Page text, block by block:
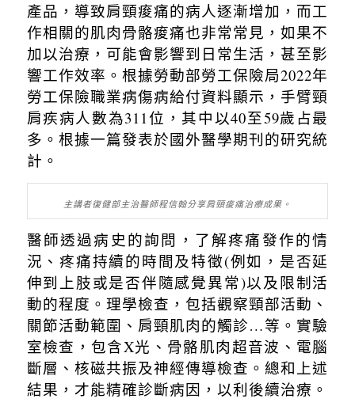
產品，導致肩頸痠痛的病人逐漸增加，而工
作相關的肌肉骨骼痠痛也非常常見，如果不
加以治療，可能會影響到日常生活，甚至影
響工作效率。 根據勞動部勞工保險局2022年
勞工保險職業病傷病給付資料顯示，手臂頸
肩疾病人數為311 位，其中以40至59歲占最
多。根據一篇發表於國外醫學期刊的研究統
計。
主講者復健部主治醫師程信翰分享肩頸痠痛治療成果。
醫師透過病史的詢問，了解疼痛發作的情
況、疼痛持續的時間及特徵(例如，是否延
伸到上肢或是否伴隨感覺異常)以及限制活
動的程度。理學檢查，包括觀察頸部活動、
關節活動範圍、肩頸肌肉的觸診…等。實驗
室檢查，包含X光、骨骼肌肉超音波、電腦
斷層、核磁共振及神經傳導檢查。總和上述
結果，才能精確診斷病因，以利後續治療。